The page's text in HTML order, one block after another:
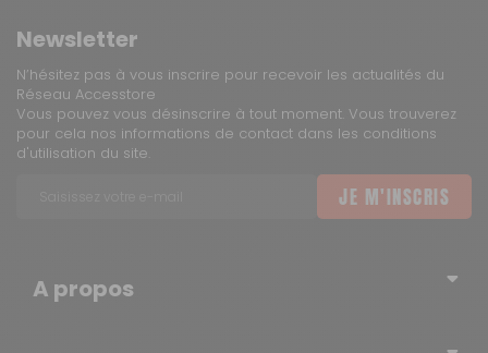
Newsletter
N’hésitez pas à vous inscrire pour recevoir les actualités du
Réseau Accesstore
Vous pouvez vous désinscrire à tout moment. Vous trouverez
pour cela nos informations de contact dans les conditions
d'utilisation du site.
JE M'INSCRIS
A propos